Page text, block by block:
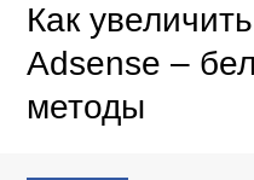
Как
Adsense –
методы